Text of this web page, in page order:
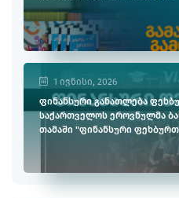
1 ივნისი, 2026
ფინანსური განათლება
საქართველოს ეროვნულმა
თამაში "ფინანსური